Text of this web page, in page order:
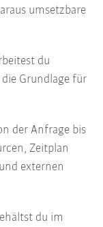
umsetzbare
du
Grundlage für
der Anfrage bis
Zeitplan
externen
du im